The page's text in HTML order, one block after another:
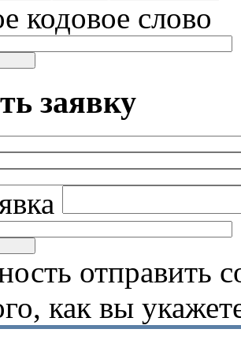
кодовое слово
заявку
отправить
как вы